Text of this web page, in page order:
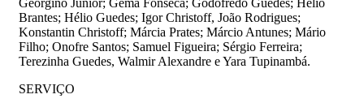
Brantes; Hélio Guedes; Igor Christoff, João Rodrigues;
Konstantin Christoff; Márcia Prates; Márcio Antunes; Mário
Filho; Onofre Santos; Samuel Figueira; Sérgio Ferreira;
Terezinha Guedes, Walmir Alexandre e Yara Tupinambá.
SERVIÇO